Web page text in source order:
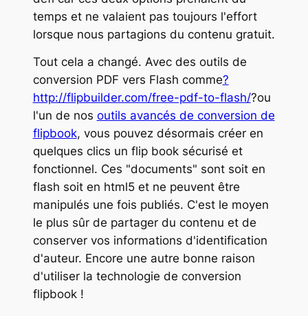
temps et ne valaient pas toujours l'effort
lorsque nous partagions du contenu gratuit.
Tout cela a changé. Avec des outils de
conversion PDF vers Flash comme?
http://flipbuilder.com/free-pdf-to-flash/?ou
l'un de nos outils avancés de conversion de
flipbook, vous pouvez désormais créer en
quelques clics un flip book sécurisé et
fonctionnel. Ces "documents" sont soit en
flash soit en html5 et ne peuvent être
manipulés une fois publiés. C'est le moyen
le plus sûr de partager du contenu et de
conserver vos informations d'identification
d'auteur. Encore une autre bonne raison
d'utiliser la technologie de conversion
flipbook !